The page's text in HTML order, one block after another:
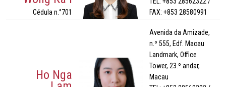
Cédula n.°701
FAX: +853 28580991
Ho Nga
Avenida da Amizade,
n.º 555, Edf. Macau
Landmark, Office
Tower, 23.º andar,
Macau